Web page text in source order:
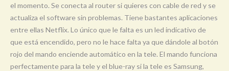
el momento. Se conecta al router si quieres con cable de red y se
actualiza el software sin problemas. Tiene bastantes aplicaciones
entre ellas Netflix. Lo único que le falta es un led indicativo de
que está encendido, pero no le hace falta ya que dándole al botón
rojo del mando enciende automático en la tele. El mando funciona
perfectamente para la tele y el blue-ray si la tele es Samsung,